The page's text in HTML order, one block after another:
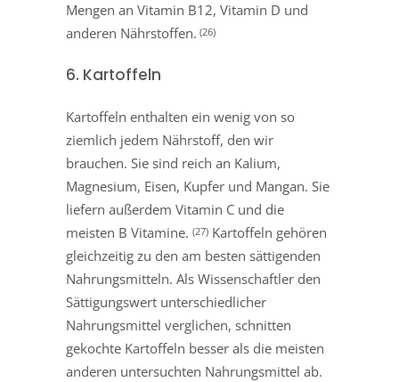
Mengen an Vitamin B12, Vitamin D und
anderen Nährstoffen. (26)
6. Kartoffeln
Kartoffeln enthalten ein wenig von so
ziemlich jedem Nährstoff, den wir
brauchen. Sie sind reich an Kalium,
Magnesium, Eisen, Kupfer und Mangan. Sie
liefern außerdem Vitamin C und die
meisten B Vitamine. (27) Kartoffeln gehören
gleichzeitig zu den am besten sättigenden
Nahrungsmitteln. Als Wissenschaftler den
Sättigungswert unterschiedlicher
Nahrungsmittel verglichen, schnitten
gekochte Kartoffeln besser als die meisten
anderen untersuchten Nahrungsmittel ab.